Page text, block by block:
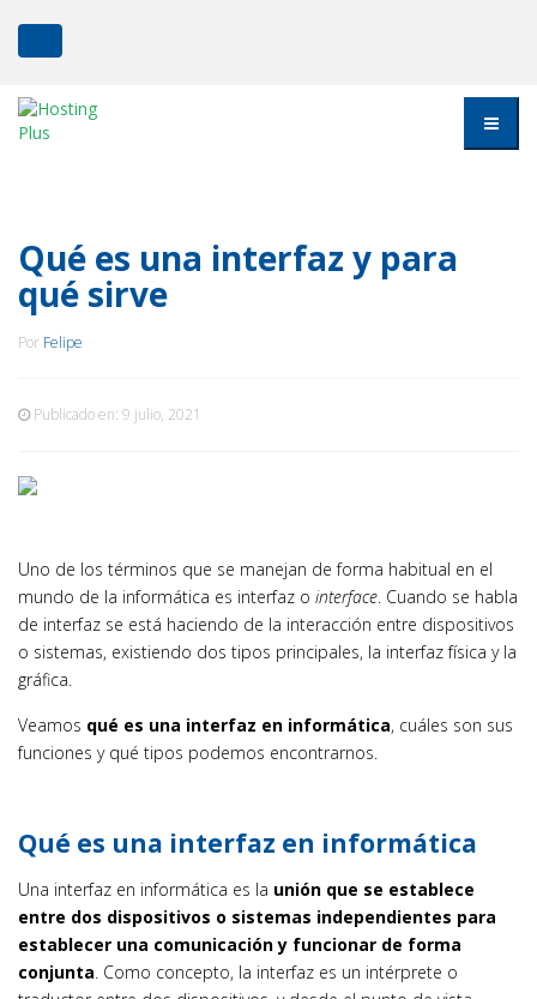
Qué es una interfaz y para
qué sirve
Por Felipe
Publicado en: 9 julio, 2021
Uno de los términos que se manejan de forma habitual en el
mundo de la informática es interfaz o interface. Cuando se habla
de interfaz se está haciendo de la interacción entre dispositivos
o sistemas, existiendo dos tipos principales, la interfaz física y la
gráfica.
Veamos qué es una interfaz en informática, cuáles son sus
funciones y qué tipos podemos encontrarnos.
Qué es una interfaz en informática
Una interfaz en informática es la unión que se establece
entre dos dispositivos o sistemas independientes para
establecer una comunicación y funcionar de forma
conjunta. Como concepto, la interfaz es un intérprete o